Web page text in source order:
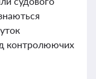
контролюючих